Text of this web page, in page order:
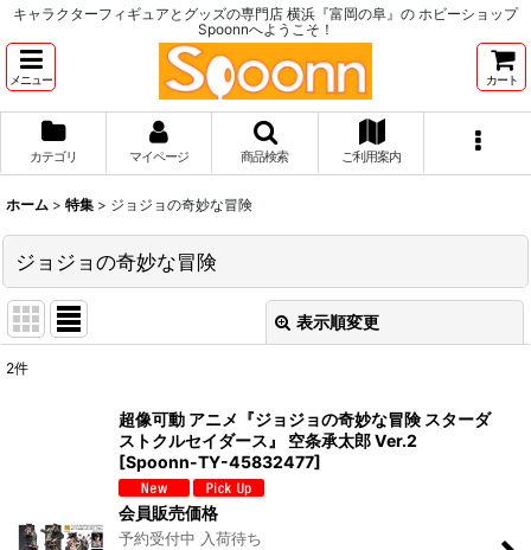
キャラクターフィギュアとグッズの専門店 横浜『富岡の阜』の ホビーショップ
Spoonnへようこそ！
メニュー カート
カテゴリ マイページ 商品検索 ご利用案内
ホーム > 特集 > ジョジョの奇妙な冒険
ジョジョの奇妙な冒険
表示順変更
2件
超像可動 アニメ『ジョジョの奇妙な冒険 スターダ
ストクルセイダース』 空条承太郎 Ver.2
[Spoonn-TY-45832477]
会員販売価格
予約受付中 入荷待ち